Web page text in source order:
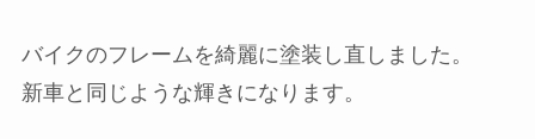
バイクのフレームを綺麗に塗装し直しました。
新車と同じような輝きになります。